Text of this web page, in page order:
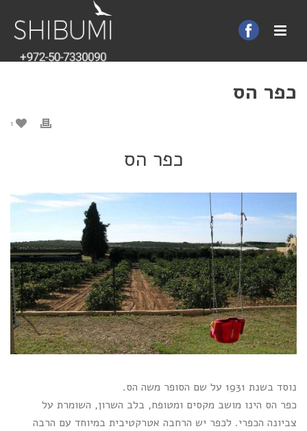
כפר הס
1
כפר הס
נוסד בשנת 1931 על שם הסופר משה הס.
כפר הס הינו מושב מקסים ומטופח, בלב השרון, השומרת על
צביונה הכפרי. לכפר יש הרחבה אטרקטיבית במיוחד עם הרבה